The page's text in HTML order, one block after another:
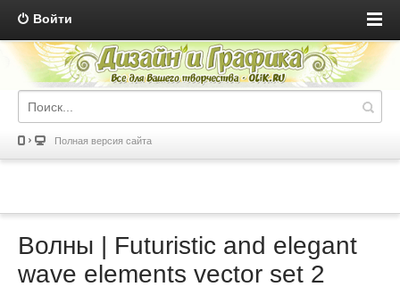
Войти
Полная версия сайта
Волны | Futuristic and elegant
wave elements vector set 2